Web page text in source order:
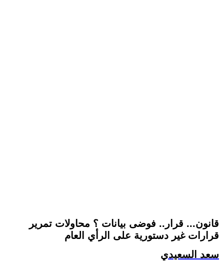
قانون... قرار.. فوضى بيانات ؟ محاولات تمرير
قرارات غير دستورية على الرأي العام
سعد السعيدي